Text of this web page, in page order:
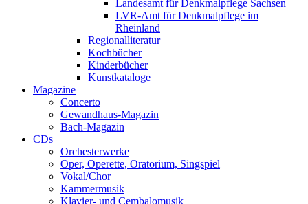
Landesamt für Denkmalpflege Sachsen
LVR-Amt für Denkmalpflege im
Rheinland
Regionalliteratur
Kochbücher
Kinderbücher
Kunstkataloge
Magazine
Concerto
Gewandhaus-Magazin
Bach-Magazin
CDs
Orchesterwerke
Oper, Operette, Oratorium, Singspiel
Vokal/Chor
Kammermusik
Klavier- und Cembalomusik